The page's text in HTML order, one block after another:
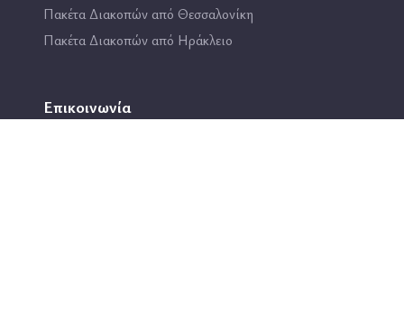
Πακέτα Διακοπών από Θεσσαλονίκη
Πακέτα Διακοπών από Ηράκλειο
Επικοινωνία